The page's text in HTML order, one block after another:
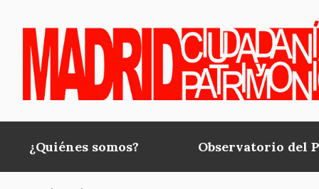
Main
¿Quiénes somos? Observatorio del